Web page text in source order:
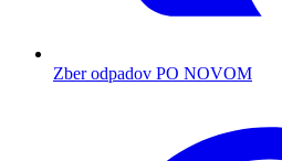
Zber odpadov PO NOVOM